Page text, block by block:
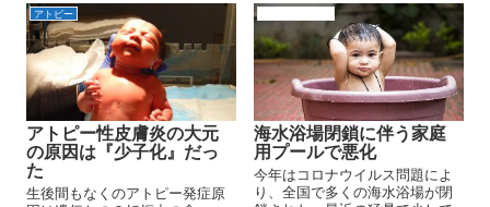
い先生の言葉となります、これ
が国立大学の元皮膚科医教授の
レベルです、しっかりご覧くだ
さい。
アトピー
アトピー性皮膚炎の大元
の原因は『少子化』だっ
た
生後間もなくのアトピー発症原
海水浴場閉鎖に伴う家庭
用プールで悪化
今年はコロナウイルス問題によ
り、全国で多くの海水浴場が閉